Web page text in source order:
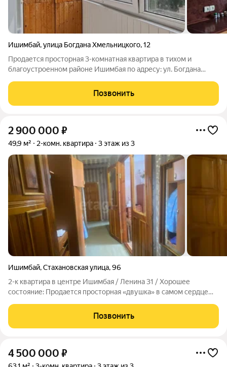
Ишимбай,улица Богдана Хмельницкого,12
Продается просторная 3-комнатная квартира в тихом и
благоустроенном районе Ишимбая по адресу: ул. Богдана
кирпичного дома, что гарантирует хорошую освещенность,
сухость и комфортный
Позвонить
2 900 000 ₽
49,9 м² 2-комн. квартира 3 этаж из 3
Ишимбай,Стахановская улица,96
2-к квартира в центре Ишимбая / Ленина 31 / Хорошее
состояние: Продается просторная «двушка» в самом сердце
инфраструктурой: вся необходимая инфраструктура
(магазины, остановки, школы, детские сады) в
Позвонить
4 500 000 ₽